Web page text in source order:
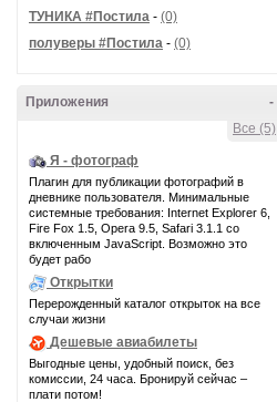
ТУНИКА #Постила - (0)
полуверы #Постила - (0)
-
Приложения
Все (5)
Я - фотограф
Плагин для публикации фотографий в
дневнике пользователя. Минимальные
системные требования: Internet Explorer 6,
Fire Fox 1.5, Opera 9.5, Safari 3.1.1 со
включенным JavaScript. Возможно это
будет рабо
Открытки
Перерожденный каталог открыток на все
случаи жизни
Дешевые авиабилеты
Выгодные цены, удобный поиск, без
комиссии, 24 часа. Бронируй сейчас –
плати потом!